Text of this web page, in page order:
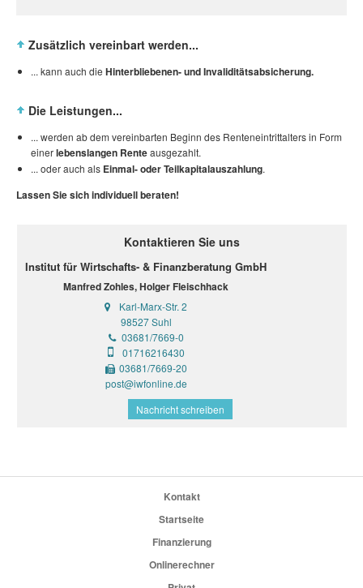
Zusätzlich vereinbart werden...
... kann auch die Hinterbliebenen- und Invaliditätsabsicherung.
Die Leistungen...
... werden ab dem vereinbarten Beginn des Renteneintrittalters in Form
einerlebenslangen Renteausgezahlt.
... oder auch als Einmal- oder Teilkapitalauszahlung.
Lassen Sie sich individuell beraten!
Kontaktieren Sie uns
Institut für Wirtschafts- & Finanzberatung GmbH
Manfred Zohles, Holger Fleischhack
Karl-Marx-Str. 2
98527 Suhl
03681/7669-0
01716216430
03681/7669-20
post@iwfonline.de
Nachricht schreiben
Kontakt
Startseite
Finanzierung
Onlinerechner